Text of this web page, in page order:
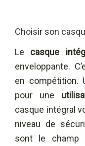
Choisir son
Le casque
enveloppante.
en compétition.
pour une
casque intégral
niveau de
sont le champ